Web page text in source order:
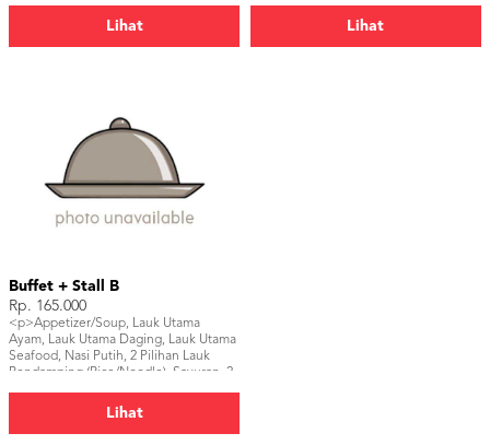
Lihat
Fruit Platter, Sambal & Kerupuk,
Lihat
Buffet + Stall B
Rp. 165.000
<p>Appetizer/Soup, Lauk Utama
Ayam, Lauk Utama Daging, Lauk Utama
Seafood, Nasi Putih, 2 Pilihan Lauk
Pendamping (Rice/Noodle), Sayuran, 2
& Pie, Fruit Platter, Sambal & Kerupuk,
Lihat